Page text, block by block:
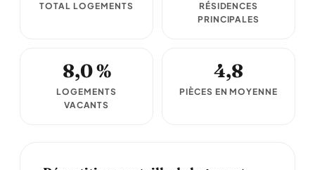
TOTAL LOGEMENTS
RÉSIDENCES
PRINCIPALES
8,0 %
LOGEMENTS
VACANTS
4,8
PIÈCES EN MOYENNE